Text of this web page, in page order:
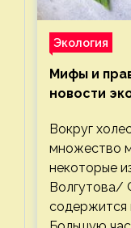
Экология
Мифы и
новости
Вокруг
множество
некоторые
Волгутова/
содержится